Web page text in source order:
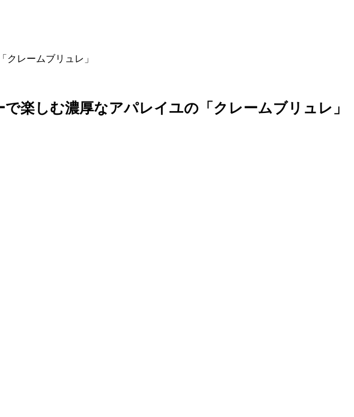
クレームブリュレ」
楽しむ濃厚なアパレイユの「クレームブリュレ」